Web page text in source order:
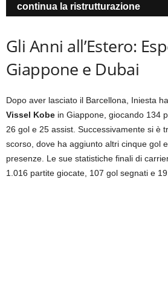
continua la ristrutturazione
Gli Anni all’Estero:
Giappone e Dubai
Dopo aver lasciato il Barcellona, Iniesta
Vissel Kobe in Giappone, giocando 134
26 gol e 25 assist. Successivamente si è
scorso, dove ha aggiunto altri cinque gol
presenze. Le sue statistiche finali di
1.016 partite giocate, 107 gol segnati e